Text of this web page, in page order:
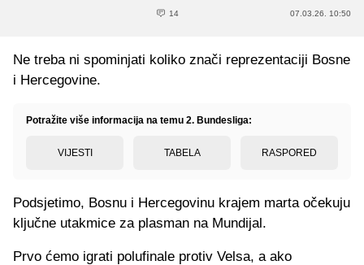
14 07.03.26. 10:50
Ne treba ni spominjati koliko znači reprezentaciji Bosne
i Hercegovine.
Potražite više informacija na temu 2. Bundesliga:
VIJESTI TABELA RASPORED
Podsjetimo, Bosnu i Hercegovinu krajem marta očekuju
ključne utakmice za plasman na Mundijal.
Prvo ćemo igrati polufinale protiv Velsa, a ako